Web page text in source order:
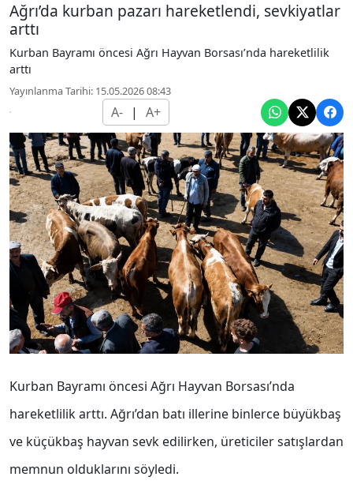
Ağrı’da kurban pazarı hareketlendi, sevkiyatlar
arttı
Kurban Bayramı öncesi Ağrı Hayvan Borsası’nda hareketlilik
arttı
Yayınlanma Tarihi: 15.05.2026 08:43
A- | A+
Kurban Bayramı öncesi Ağrı Hayvan Borsası’nda
hareketlilik arttı. Ağrı’dan batı illerine binlerce büyükbaş
ve küçükbaş hayvan sevk edilirken, üreticiler satışlardan
memnun olduklarını söyledi.